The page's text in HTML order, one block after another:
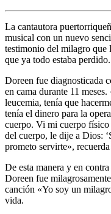
La cantautora
musical con un nuevo
testimonio del milagro que
que ya todo estaba perdido.
Doreen fue diagnosticada
en cama durante 11
leucemia, tenía que
tenía el dinero para la
cuerpo. Vi mi cuerpo físico
del cuerpo, le dije a Dios:
prometo servirte», recuerda
De esta manera y en
Doreen fue
canción «Yo soy un
vida.